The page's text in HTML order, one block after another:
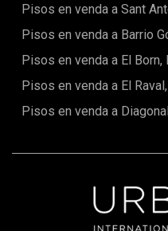
Pisos en venda a Sant
Pisos en venda a Barrio
Pisos en venda a El Born,
Pisos en venda a El
Pisos en venda a